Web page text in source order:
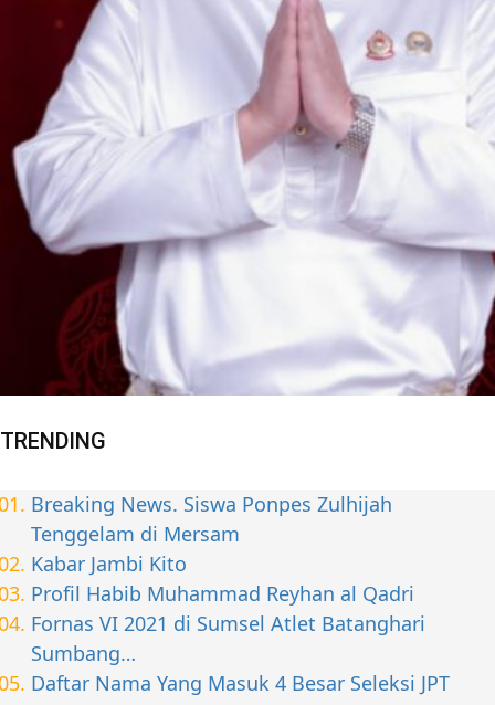
TRENDING
Breaking News. Siswa Ponpes Zulhijah
Tenggelam di Mersam
Kabar Jambi Kito
Profil Habib Muhammad Reyhan al Qadri
Fornas VI 2021 di Sumsel Atlet Batanghari
Sumbang…
Daftar Nama Yang Masuk 4 Besar Seleksi JPT